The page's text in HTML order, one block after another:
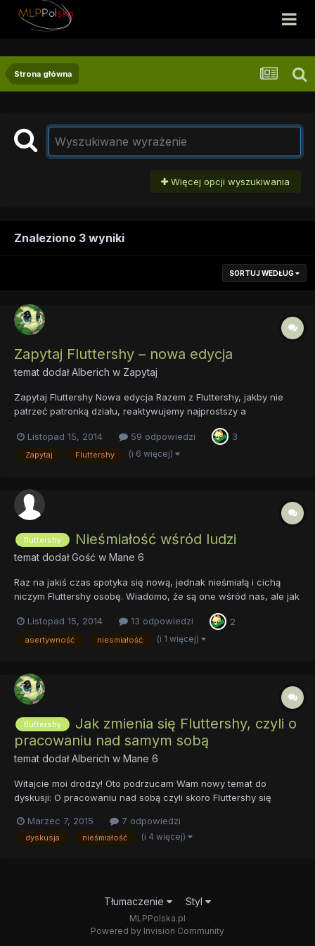
Strona główna
Więcej opcji wyszukiwania
Znaleziono 3 wyniki
SORTUJ WEDŁUG
Zapytaj Fluttershy – nowa edycja
temat dodałAlberich w Zapytaj
Zapytaj Fluttershy Nowa edycja Razem z Fluttershy, jakby nie
patrzeć patronką działu, reaktywujemy najprostszy a
klasyczna zapytajka. Wszystkie stare pytania wylądowały w
ciepłym i przytulnym archiwum, zaczynamy od zera. Zanim
Listopad 15, 2014 59 odpowiedzi 3
Zapytaj Fluttershy (i 6 więcej)
fluttershy Nieśmiałość wśród ludzi
temat dodał Gość w Mane 6
Raz na jakiś czas spotyka się nową, jednak nieśmiałą i cichą
niczym Fluttershy osobę. Wiadomo, że są one wśród nas, ale jak
gdyby ich przybywało, tylko pytanie: z jakiego powodu? Przez
zmianę świata, rozwijające się chamstwo, coś innego? C...
Listopad 15, 2014 13 odpowiedzi 2
asertywność niesmiałość (i 1 więcej)
fluttershy
Jak zmienia się Fluttershy, czyli o
pracowaniu nad samym sobą
temat dodałAlberich w Mane 6
Witajcie moi drodzy! Oto podrzucam Wam nowy temat do
dyskusji: O pracowaniu nad sobą czyli skoro Fluttershy się
wyjaśnienie dla tych, którzy nie do końca mogą wiedzieć, o...
Marzec 7, 2015 7 odpowiedzi
dyskusja nieśmiałość (i 4 więcej)
Tłumaczenie Styl
MLPPolska.pl
Powered by Invision Community